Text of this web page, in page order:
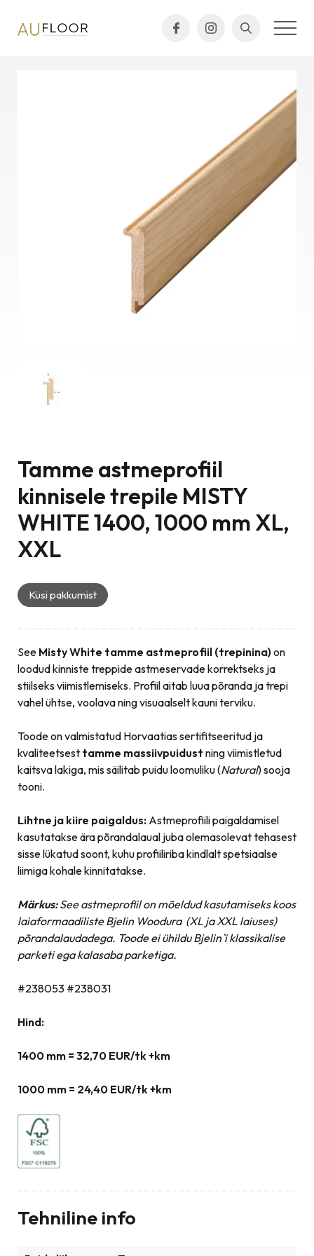
Tamme astmeprofiil
kinnisele trepile MISTY
WHITE 1400, 1000 mm XL,
XXL
Küsi pakkumist
See Misty White tamme astmeprofiil (trepinina)on
loodud kinniste treppide astmeservade korrektseks ja
stiilseks viimistlemiseks. Profiil aitab luua põranda ja trepi
vahel ühtse, voolava ning visuaalselt kauni terviku.
Toode on valmistatud Horvaatias sertifitseeritud ja
kvaliteetsest tamme massiivpuidust ning viimistletud
kaitsva lakiga, mis säilitab puidu loomuliku (Natural) sooja
tooni.
Lihtne ja kiire paigaldus: Astmeprofiili paigaldamisel
kasutatakse ära põrandalaual juba olemasolevat tehasest
sisse lükatud soont, kuhu profiiliriba kindlalt spetsiaalse
liimiga kohale kinnitatakse.
Märkus:See astmeprofiil on mõeldud kasutamiseks koos
laiaformaadiliste Bjelin Woodura (XL ja XXL laiuses)
põrandalaudadega. Toode ei ühildu Bjelin`i klassikalise
parketi ega kalasaba parketiga.
#238053 #238031
Hind:
1400 mm = 32,70 EUR/tk +km
1000 mm = 24,40 EUR/tk +km
Tehniline info